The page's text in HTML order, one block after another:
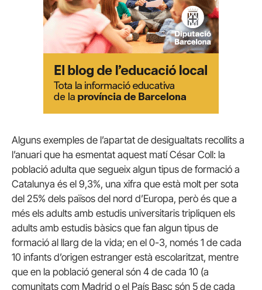
Alguns exemples de l’apartat de desigualtats recollits a
l’anuari que ha esmentat aquest matí César Coll: la
població adulta que segueix algun tipus de formació a
Catalunya és el 9,3%, una xifra que està molt per sota
del 25% dels països del nord d’Europa, però és que a
més els adults amb estudis universitaris tripliquen els
adults amb estudis bàsics que fan algun tipus de
formació al llarg de la vida; en el 0-3, només 1 de cada
10 infants d’origen estranger està escolaritzat, mentre
que en la població general són 4 de cada 10 (a
comunitats com Madrid o el País Basc són 5 de cada